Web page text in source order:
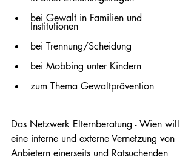
bei Gewalt in Familien und
Institutionen
bei Trennung/Scheidung
bei Mobbing unter Kindern
zum Thema Gewaltprävention ​​​​​
Das Netzwerk Elternberatung - Wien will
eine interne und externe Vernetzung von
Anbietern einerseits und Ratsuchenden